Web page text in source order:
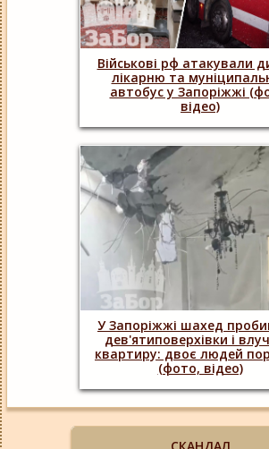
Військові рф атакували
лікарню та
автобус у Запоріжжі
відео)
У Запоріжжі шахед
дев'ятиповерхівки і
квартиру: двоє людей
(фото, відео)